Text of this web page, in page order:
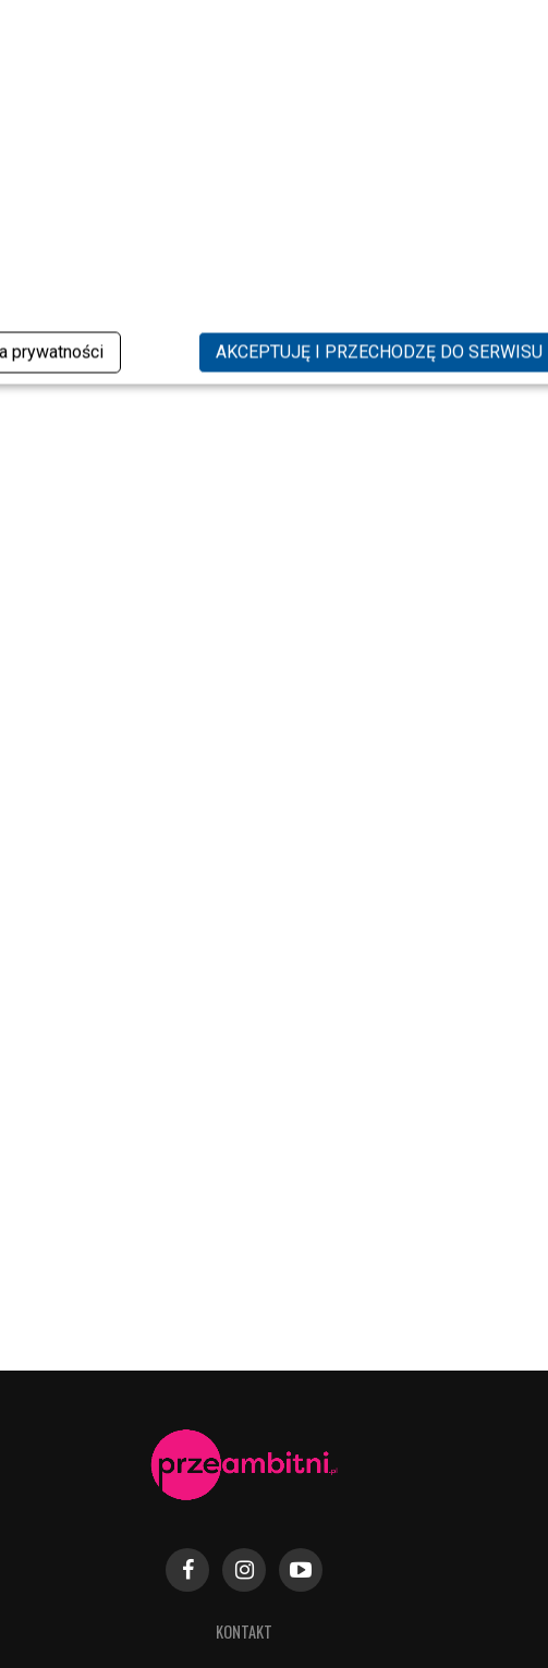
prywatności AKCEPTUJĘ I PRZECHODZĘ DO SERWISU
KONTAKT